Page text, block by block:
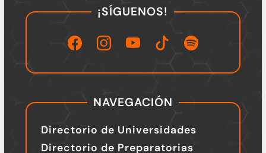
¡SÍGUENOS!
NAVEGACIÓN
Directorio de Universidades
Directorio de Preparatorias